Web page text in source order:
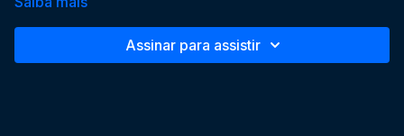
Assinar para assistir